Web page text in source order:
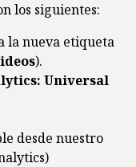
los siguientes:
la nueva etiqueta
).
Universal
desde nuestro